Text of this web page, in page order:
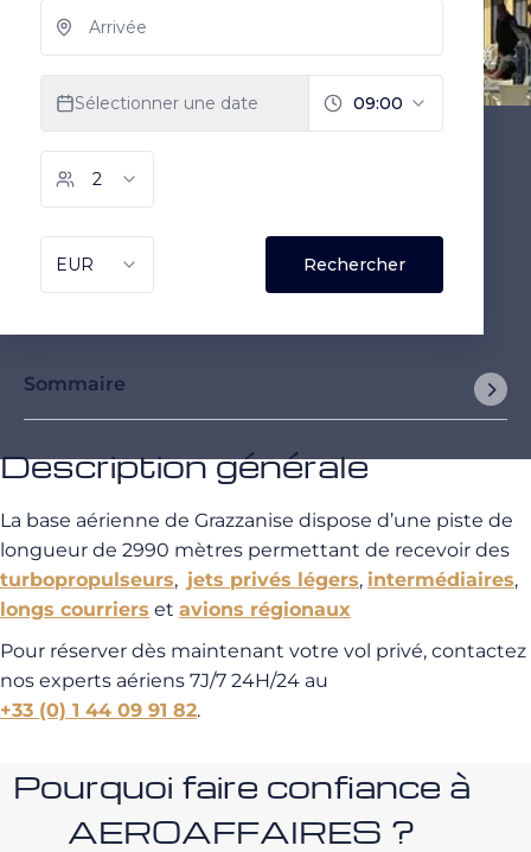
Sommaire
Description générale
La base aérienne de Grazzanise dispose d’une piste de
longueur de 2990 mètres permettant de recevoir des
turbopropulseurs, jets privés légers, intermédiaires,
longs courriers et avions régionaux
Pour réserver dès maintenant votre vol privé, contactez
nos experts aériens 7J/7 24H/24 au
+33 (0) 1 44 09 91 82.
Pourquoi faire confiance à
AEROAFFAIRES ?